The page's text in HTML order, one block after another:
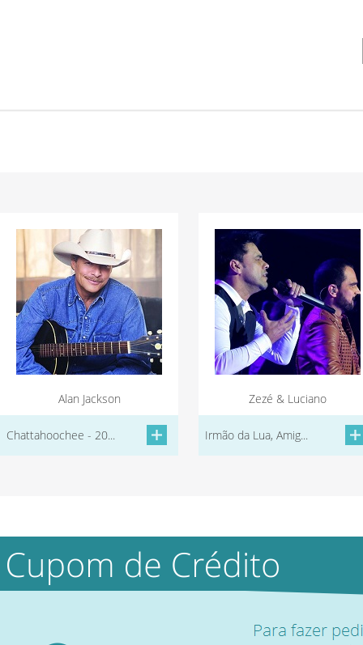
Alan Jackson
Chattahoochee - 20...
Zezé & Luciano
Irmão da Lua, Amig...